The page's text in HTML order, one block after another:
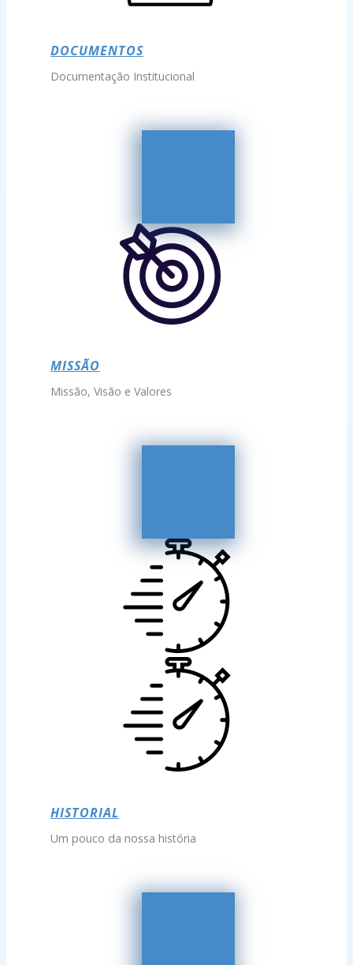
DOCUMENTOS
Documentação Institucional
MISSÃO
Missão, Visão e Valores
HISTORIAL
Um pouco da nossa história